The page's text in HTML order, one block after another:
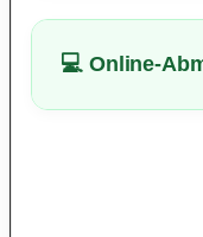
💻 Online-